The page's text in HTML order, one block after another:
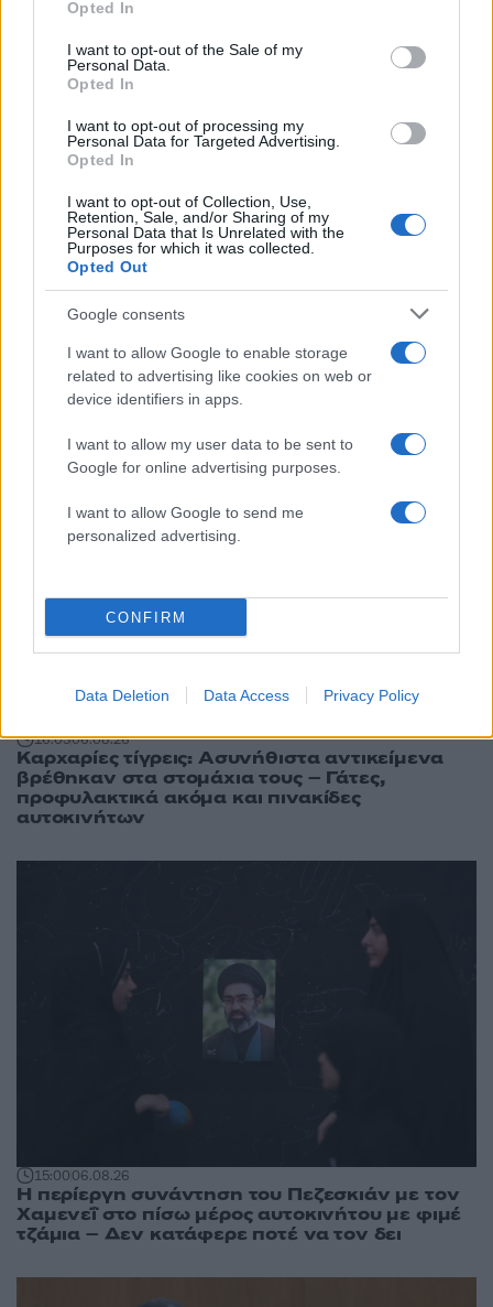
use your data for below specified purposes in below Google
consent section.
Opted In
I want to opt-out of the Sale of my
Personal Data.
Opted In
I want to opt-out of processing my
Personal Data for Targeted Advertising.
Opted In
I want to opt-out of Collection, Use,
Retention, Sale, and/or Sharing of my
Personal Data that Is Unrelated with the
Purposes for which it was collected.
Opted Out
Google consents
I want to allow Google to enable storage
related to advertising like cookies on web or
device identifiers in apps.
I want to allow my user data to be sent to
Google for online advertising purposes.
I want to allow Google to send me
personalized advertising.
CONFIRM
Data Deletion Data Access Privacy Policy
πρώην στελέχη κατά Καρυστιανού: «Δεν
«συγκεντρωτικό μοντέλο»
Το πολωμένο μελτέμι που τροφοδότησε
τις φωτιές σε Αττική και Βοιωτία: «Από τα
ισχυρότερα επεισόδια των τελευταίων 50
χρόνων»
Κρανίου τόπος το Πόρτο Γερμενό μετά το
καταστροφικό πέρασμα της φωτιάς –
Ξεκίνησε η αυτοψία στα καμένα σπίτια
Οδηγός στη Μύκονο άρπαξε τσάντα
Hermès και Rolex αξίας 75.000 ευρώ από
Ουκρανό τουρίστα
Κόσμος: Περισσότερα
άρθρα
16:0306.08.26
Καρχαρίες τίγρεις: Ασυνήθιστα αντικείμενα
βρέθηκαν στα στομάχια τους – Γάτες,
προφυλακτικά ακόμα και πινακίδες
αυτοκινήτων
15:0006.08.26
Η περίεργη συνάντηση του Πεζεσκιάν με τον
Χαμενεΐ στο πίσω μέρος αυτοκινήτου με φιμέ
τζάμια – Δεν κατάφερε ποτέ να τον δει